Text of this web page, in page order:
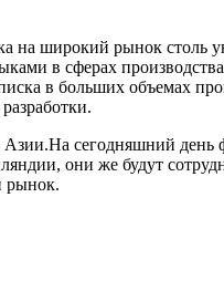
на широкий рынок столь
в сферах
в больших объемах
Азии.На сегодняшний
они же будут
рынок.